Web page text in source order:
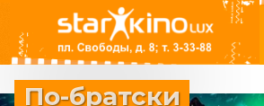
По-братски